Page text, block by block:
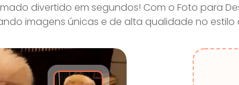
divertido em segundos! Com o Foto para
imagens únicas e de alta qualidade no